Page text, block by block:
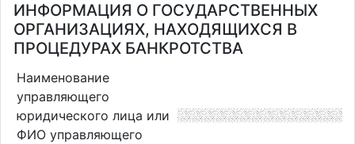
ИНФОРМАЦИЯ О ГОСУДАРСТВЕННЫХ
ОРГАНИЗАЦИЯХ, НАХОДЯЩИХСЯ В
ПРОЦЕДУРАХ БАНКРОТСТВА
Наименование
управляющего
юридического лица или
ФИО управляющего